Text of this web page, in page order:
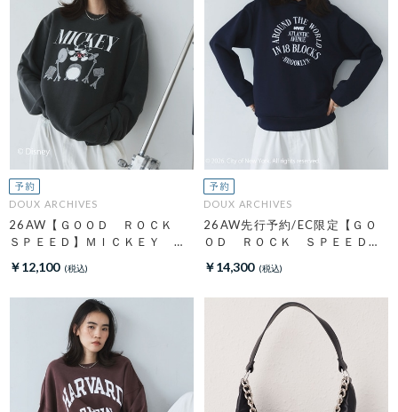
DOUX ARCHIVES
26AW【ＧＯＯＤ ＲＯＣＫ
ＳＰＥＥＤ】ＭＩＣＫＥＹ
￥12,100
DOUX ARCHIVES
26AW先行予約/EC限定【ＧＯ
ＯＤ ＲＯＣＫ ＳＰＥＥＤ】
￥14,300